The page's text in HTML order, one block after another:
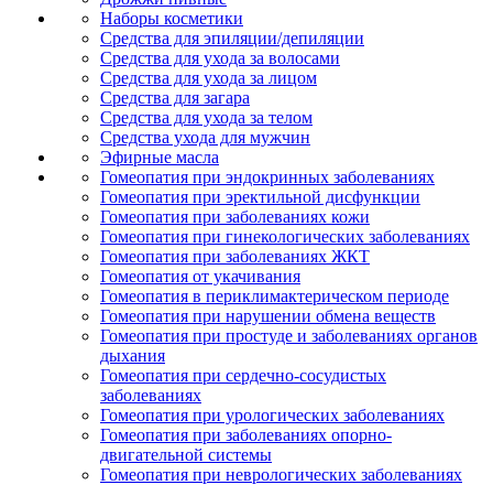
Наборы косметики
Средства для эпиляции/депиляции
Средства для ухода за волосами
Средства для ухода за лицом
Средства для загара
Средства для ухода за телом
Средства ухода для мужчин
Эфирные масла
Гомеопатия при эндокринных заболеваниях
Гомеопатия при эректильной дисфункции
Гомеопатия при заболеваниях кожи
Гомеопатия при гинекологических заболеваниях
Гомеопатия при заболеваниях ЖКТ
Гомеопатия от укачивания
Гомеопатия в периклимактерическом периоде
Гомеопатия при нарушении обмена веществ
Гомеопатия при простуде и заболеваниях органов
дыхания
Гомеопатия при сердечно-сосудистых
заболеваниях
Гомеопатия при урологических заболеваниях
Гомеопатия при заболеваниях опорно-
двигательной системы
Гомеопатия при неврологических заболеваниях